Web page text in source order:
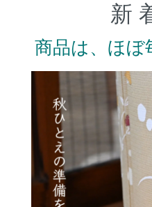
新
商品は、ほぼ